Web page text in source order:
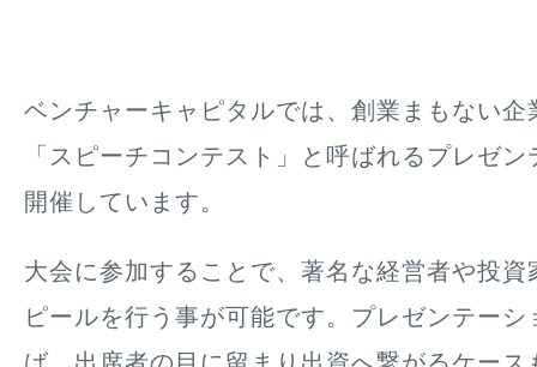
ベンチャーキャピタルでは、創業まもない企
「スピーチコンテスト」と呼ばれるプレゼ
開催しています。
大会に参加することで、著名な経営者や投資
ピールを行う事が可能です。プレゼンテーシ